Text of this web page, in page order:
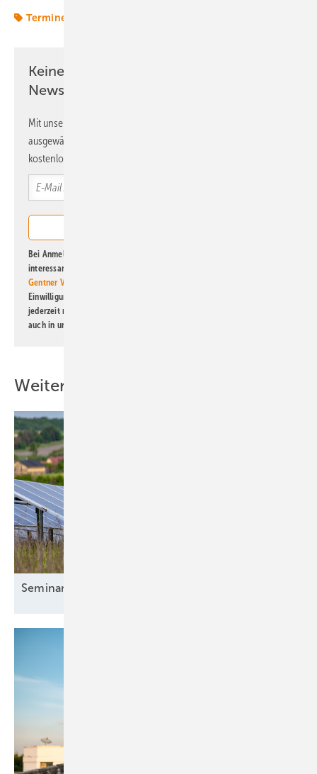
Termine & Veranstaltungen
Keine Zeit? Kein Problem mit dem ERE
Newsletter!
Mit unserem Newsletter erhalten Sie regelmäßig von uns
ausgewählte Informationen und Neuigkeiten, gebündelt und
kostenlos direkt ins Postfach.
Bei Anmeldung zu diesem Newsletter bin ich damit einverstanden, über
interessante Verlags- und Online-Angebote
Gentner Verlag GmbH & Co. KG
Einwilligung kann ich jederzeit widerrufen und eine Abmeldung ist
jederzeit möglich. Informationen zum Umgang mit Daten finden Sie
auch in unserer
Weitere Inhalte
Seminar: Grundwissen für Photovoltaikanlagen